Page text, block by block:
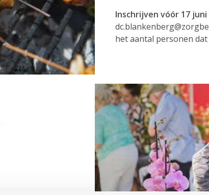
Inschrijven vóór 17 juni
het aantal personen